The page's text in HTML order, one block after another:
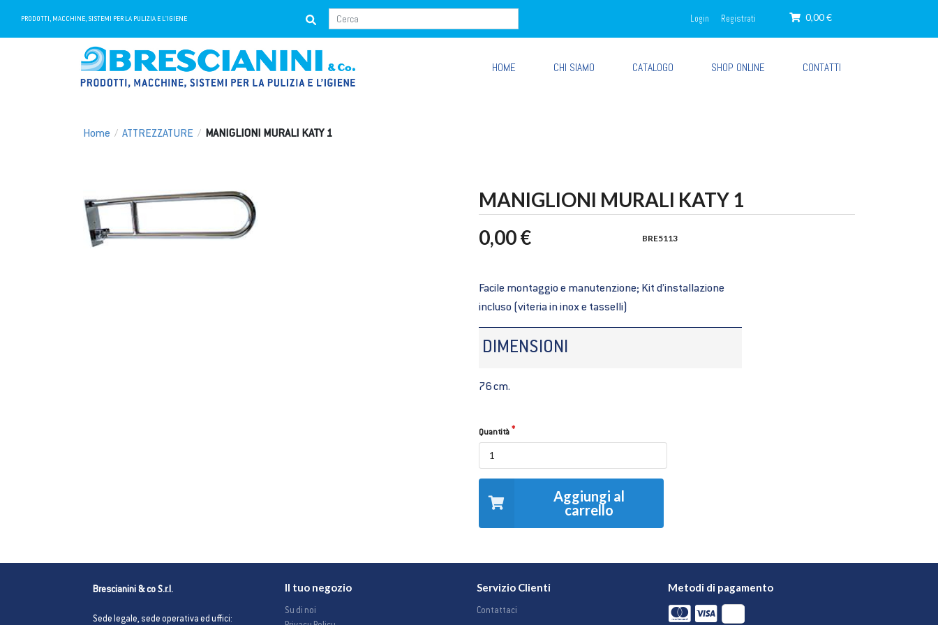
PRODOTTI, MACCHINE, SISTEMI PER LA PULIZIA E L'IGIENE Login Registrati 0,00 €
HOME CHI SIAMO CATALOGO SHOP ONLINE CONTATTI
Home / ATTREZZATURE / MANIGLIONI MURALI KATY 1
MANIGLIONI MURALI KATY 1
0,00 €
BRE5113
Facile montaggio e manutenzione; Kit d’installazione
incluso (viteria in inox e tasselli)
DIMENSIONI
76 cm.
Quantità
Aggiungi al
carrello
Brescianini & co S.r.l.
Sede legale, sede operativa ed uffici:
Il tuo negozio
Su di noi
Servizio Clienti
Contattaci
Metodi di pagamento